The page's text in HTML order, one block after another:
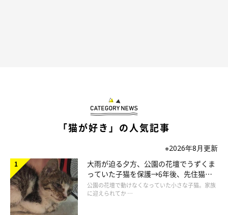
「猫が好き」の人気記事
※2026年8月更新
大雨が迫る夕方、公園の花壇でうずくま
っていた子猫を保護→6年後、先住猫
と“姉妹”のような関係に
公園の花壇で動けなくなっていた小さな子猫。家族
に迎えられてか …